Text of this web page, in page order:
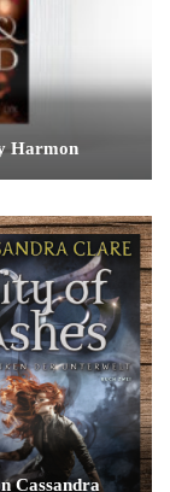
Harmon
Cassandra